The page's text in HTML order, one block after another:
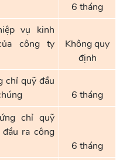
6 tháng
vụ kinh
công ty
Không quy
định
chỉ quỹ đầu
6 tháng
chỉ quỹ
ra công
6 tháng